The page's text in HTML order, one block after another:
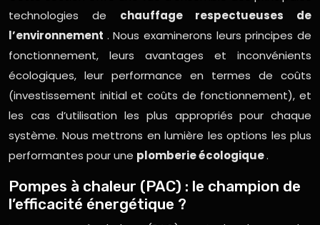
technologies de chauffage respectueuses de
l’environnement . Nous examinerons leurs principes de
fonctionnement, leurs avantages et inconvénients
écologiques, leur performance en termes de coûts
(investissement initial et coûts de fonctionnement), et
les cas d’utilisation les plus appropriés pour chaque
système. Nous mettrons en lumière les options les plus
performantes pour une plomberie écologique.
Pompes à chaleur (PAC) : le champion de
l’efficacité énergétique ?